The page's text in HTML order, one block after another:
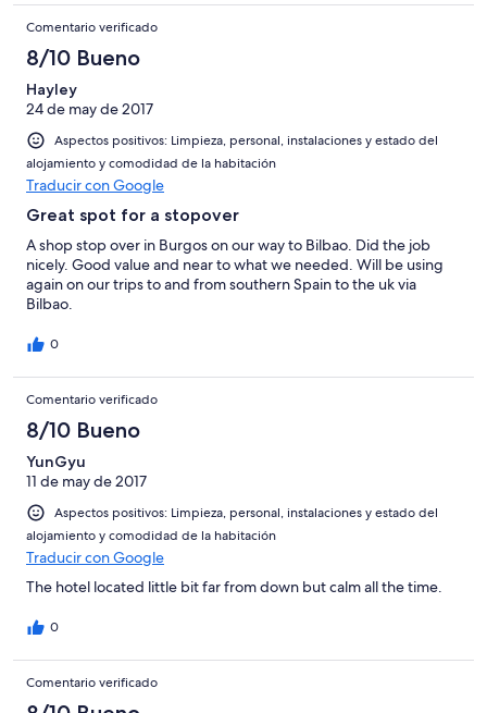
Comentario verificado
8/10 Bueno
Hayley
24 de may de 2017
Aspectos positivos: Limpieza, personal, instalaciones y estado del
alojamiento y comodidad de la habitación
Traducir con Google
Great spot for a stopover
A shop stop over in Burgos on our way to Bilbao. Did the job
nicely. Good value and near to what we needed. Will be using
again on our trips to and from southern Spain to the uk via
Bilbao.
0
Comentario verificado
8/10 Bueno
YunGyu
11 de may de 2017
Aspectos positivos: Limpieza, personal, instalaciones y estado del
alojamiento y comodidad de la habitación
Traducir con Google
The hotel located little bit far from down but calm all the time.
0
Comentario verificado